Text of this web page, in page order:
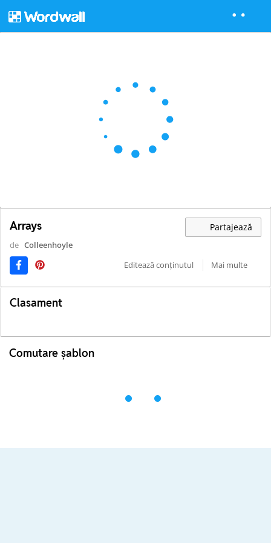
Arrays Partajează
de Colleenhoyle
Editează conținutul
Mai multe
Clasament
Comutare șablon